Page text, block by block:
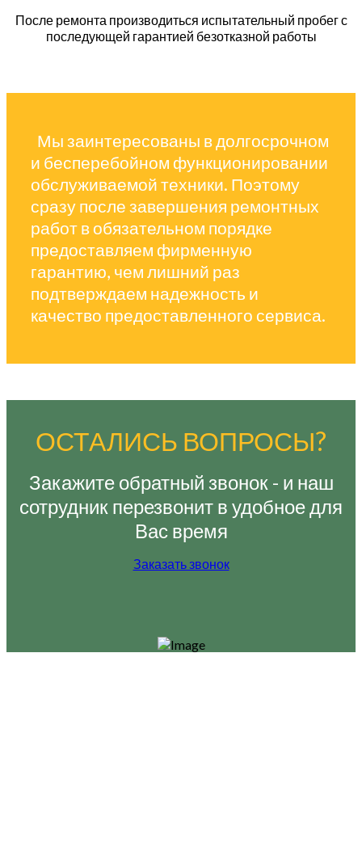
После ремонта производиться испытательный пробег с
последующей гарантией безотказной работы
Мы заинтересованы в долгосрочном
и бесперебойном функционировании
обслуживаемой техники. Поэтому
сразу после завершения ремонтных
работ в обязательном порядке
предоставляем фирменную
гарантию, чем лишний раз
подтверждаем надежность и
качество предоставленного сервиса.
ОСТАЛИСЬ ВОПРОСЫ?
Закажите обратный звонок - и наш
сотрудник перезвонит в удобное для
Вас время
Заказать звонок